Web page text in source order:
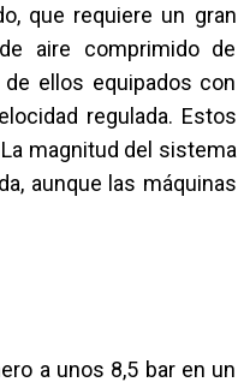
que requiere un gran
aire comprimido de
ellos equipados con
regulada. Estos
magnitud del sistema
aunque las máquinas
a unos 8,5 bar en un